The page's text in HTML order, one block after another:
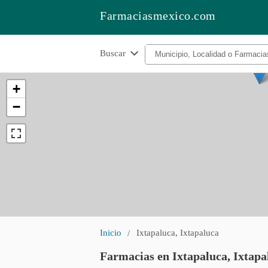
Farmaciasmexico.com
Buscar
+
−
Inicio Ixtapaluca, Ixtapaluca
Farmacias en Ixtapaluca,